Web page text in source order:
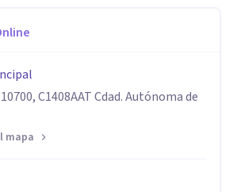
C1408AAT Cdad. Autónoma de
mapa